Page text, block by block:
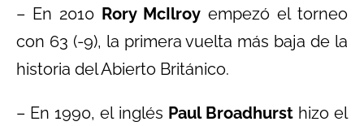
– En 2010 Rory McIlroy empezó el torneo
con 63 (-9), la primera vuelta más baja de la
historia del Abierto Británico.
– En 1990, el inglés Paul Broadhurst hizo el